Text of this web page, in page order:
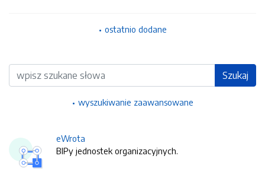
ostatnio dodane
Wyszukiwarka Szukaj
wyszukiwanie zaawansowane
eWrota
BIPy jednostek organizacyjnych.